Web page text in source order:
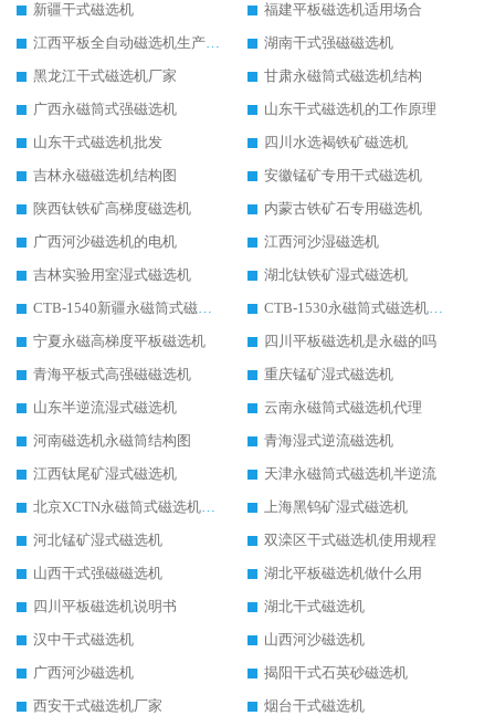
新疆干式磁选机
福建平板磁选机适用场合
江西平板全自动磁选机生产厂家
湖南干式强磁磁选机
黑龙江干式磁选机厂家
甘肃永磁筒式磁选机结构
广西永磁筒式强磁选机
山东干式磁选机的工作原理
山东干式磁选机批发
四川水选褐铁矿磁选机
吉林永磁磁选机结构图
安徽锰矿专用干式磁选机
陕西钛铁矿高梯度磁选机
内蒙古铁矿石专用磁选机
广西河沙磁选机的电机
江西河沙湿磁选机
吉林实验用室湿式磁选机
湖北钛铁矿湿式磁选机
CTB-1540新疆永磁筒式磁选机
CTB-1530永磁筒式磁选机代理商
宁夏永磁高梯度平板磁选机
四川平板磁选机是永磁的吗
青海平板式高强磁磁选机
重庆锰矿湿式磁选机
山东半逆流湿式磁选机
云南永磁筒式磁选机代理
河南磁选机永磁筒结构图
青海湿式逆流磁选机
江西钛尾矿湿式磁选机
天津永磁筒式磁选机半逆流
北京XCTN永磁筒式磁选机磁块位置
上海黑钨矿湿式磁选机
河北锰矿湿式磁选机
双滦区干式磁选机使用规程
山西干式强磁磁选机
湖北平板磁选机做什么用
四川平板磁选机说明书
湖北干式磁选机
汉中干式磁选机
山西河沙磁选机
广西河沙磁选机
揭阳干式石英砂磁选机
西安干式磁选机厂家
烟台干式磁选机